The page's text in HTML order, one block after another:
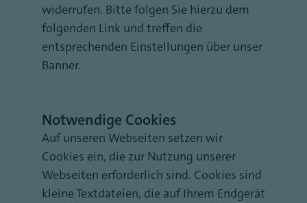
widerrufen. Bitte folgen Sie hierzu dem
folgenden Link und treffen die
entsprechenden Einstellungen über unser
Banner.
Notwendige Cookies
Auf unseren Webseiten setzen wir
Cookies ein, die zur Nutzung unserer
Webseiten erforderlich sind. Cookies sind
kleine Textdateien, die auf Ihrem Endgerät